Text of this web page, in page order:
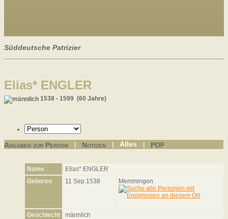
Süddeutsche Patrizier
Elias* ENGLER
1538 - 1599 (60 Jahre)
Angaben zur Person Notizen Alles PDF
Name Elias* ENGLER
Geboren
11 Sep 1538 Memmingen
Geschlecht
männlich